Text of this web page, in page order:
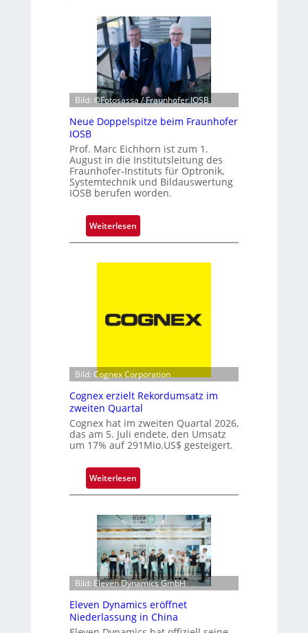
e
i
J
a
h
z
e
n
t
e
K
m
e
h
k
Bild: ©Fotosassa / Fraunhofer IOSB
Neue Doppelspitze beim Fraunhofer
IOSB
Prof. Marc Eichhorn ist zum 1.
August in die Institutsleitung des
Fraunhofer-Instituts für Optronik,
Systemtechnik und Bildauswertung
IOSB berufen worden.
Weiterlesen:
N
o
p
l
s
p
i
t
z
b
e
i
m
F
r
a
u
n
h
o
f
Bild: Cognex Corporation
Cognex erzielt Rekordumsatz im
zweiten Quartal
Cognex hat im zweiten Quartal 2026,
das am 5. Juli endete, den Umsatz
um 17% auf 291Mio.US$ gesteigert.
Weiterlesen:
C
g
n
e
x
e
r
z
i
Bild: Eleven Dynamics GmbH
Eleven Dynamics eröffnet
Niederlassung in China